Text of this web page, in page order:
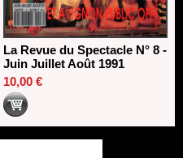
La Revue du Spectacle N° 8 -
Juin Juillet Août 1991
10,00 €